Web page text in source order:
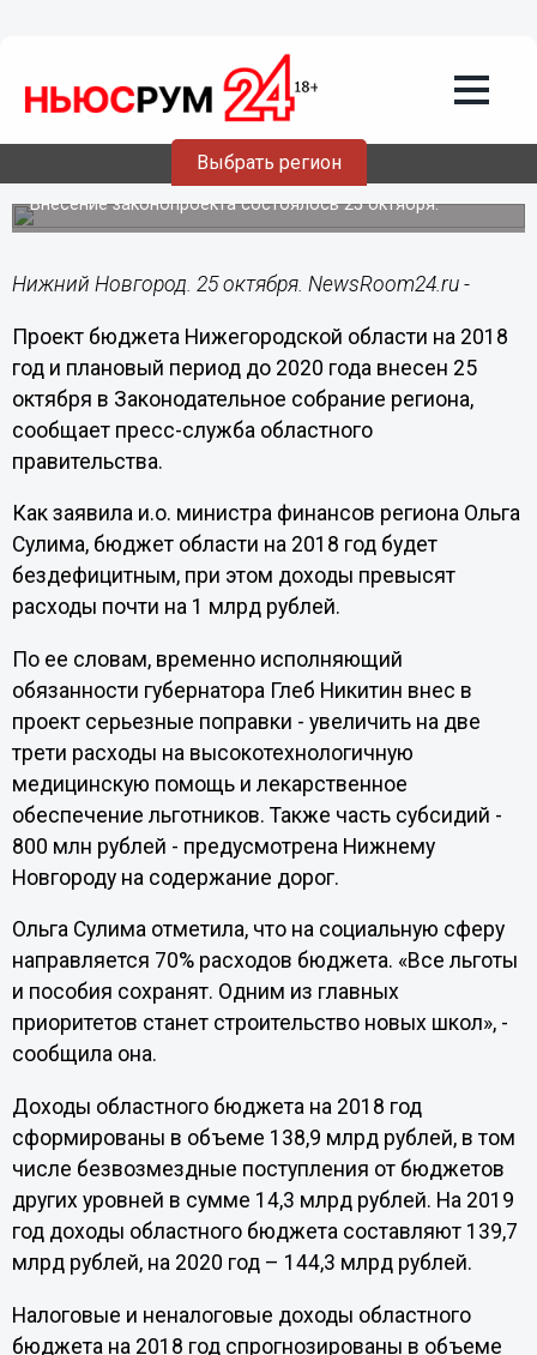
Выбрать регион
25.10.201715:06
Проект бюджета региона на 2018 год
внесен в Заксобрание
Внесение законопроекта состоялось 25 октября.
Нижний Новгород. 25 октября. NewsRoom24.ru -
Проект бюджета Нижегородской области на 2018
год и плановый период до 2020 года внесен 25
октября в Законодательное собрание региона,
сообщает пресс-служба областного
правительства.
Как заявила и.о. министра финансов региона Ольга
Сулима, бюджет области на 2018 год будет
бездефицитным, при этом доходы превысят
расходы почти на 1 млрд рублей.
По ее словам, временно исполняющий
обязанности губернатора Глеб Никитин внес в
проект серьезные поправки - увеличить на две
трети расходы на высокотехнологичную
медицинскую помощь и лекарственное
обеспечение льготников. Также часть субсидий -
800 млн рублей - предусмотрена Нижнему
Новгороду на содержание дорог.
Ольга Сулима отметила, что на социальную сферу
направляется 70% расходов бюджета. «Все льготы
и пособия сохранят. Одним из главных
приоритетов станет строительство новых школ», -
сообщила она.
Доходы областного бюджета на 2018 год
сформированы в объеме 138,9 млрд рублей, в том
числе безвозмездные поступления от бюджетов
других уровней в сумме 14,3 млрд рублей. На 2019
год доходы областного бюджета составляют 139,7
млрд рублей, на 2020 год – 144,3 млрд рублей.
Налоговые и неналоговые доходы областного
бюджета на 2018 год спрогнозированы в объеме